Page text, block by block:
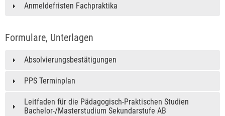
Anmeldefristen Fachpraktika
Formulare, Unterlagen
Absolvierungsbestätigungen
PPS Terminplan
Leitfaden für die Pädagogisch-Praktischen Studien
Bachelor-/Masterstudium Sekundarstufe AB